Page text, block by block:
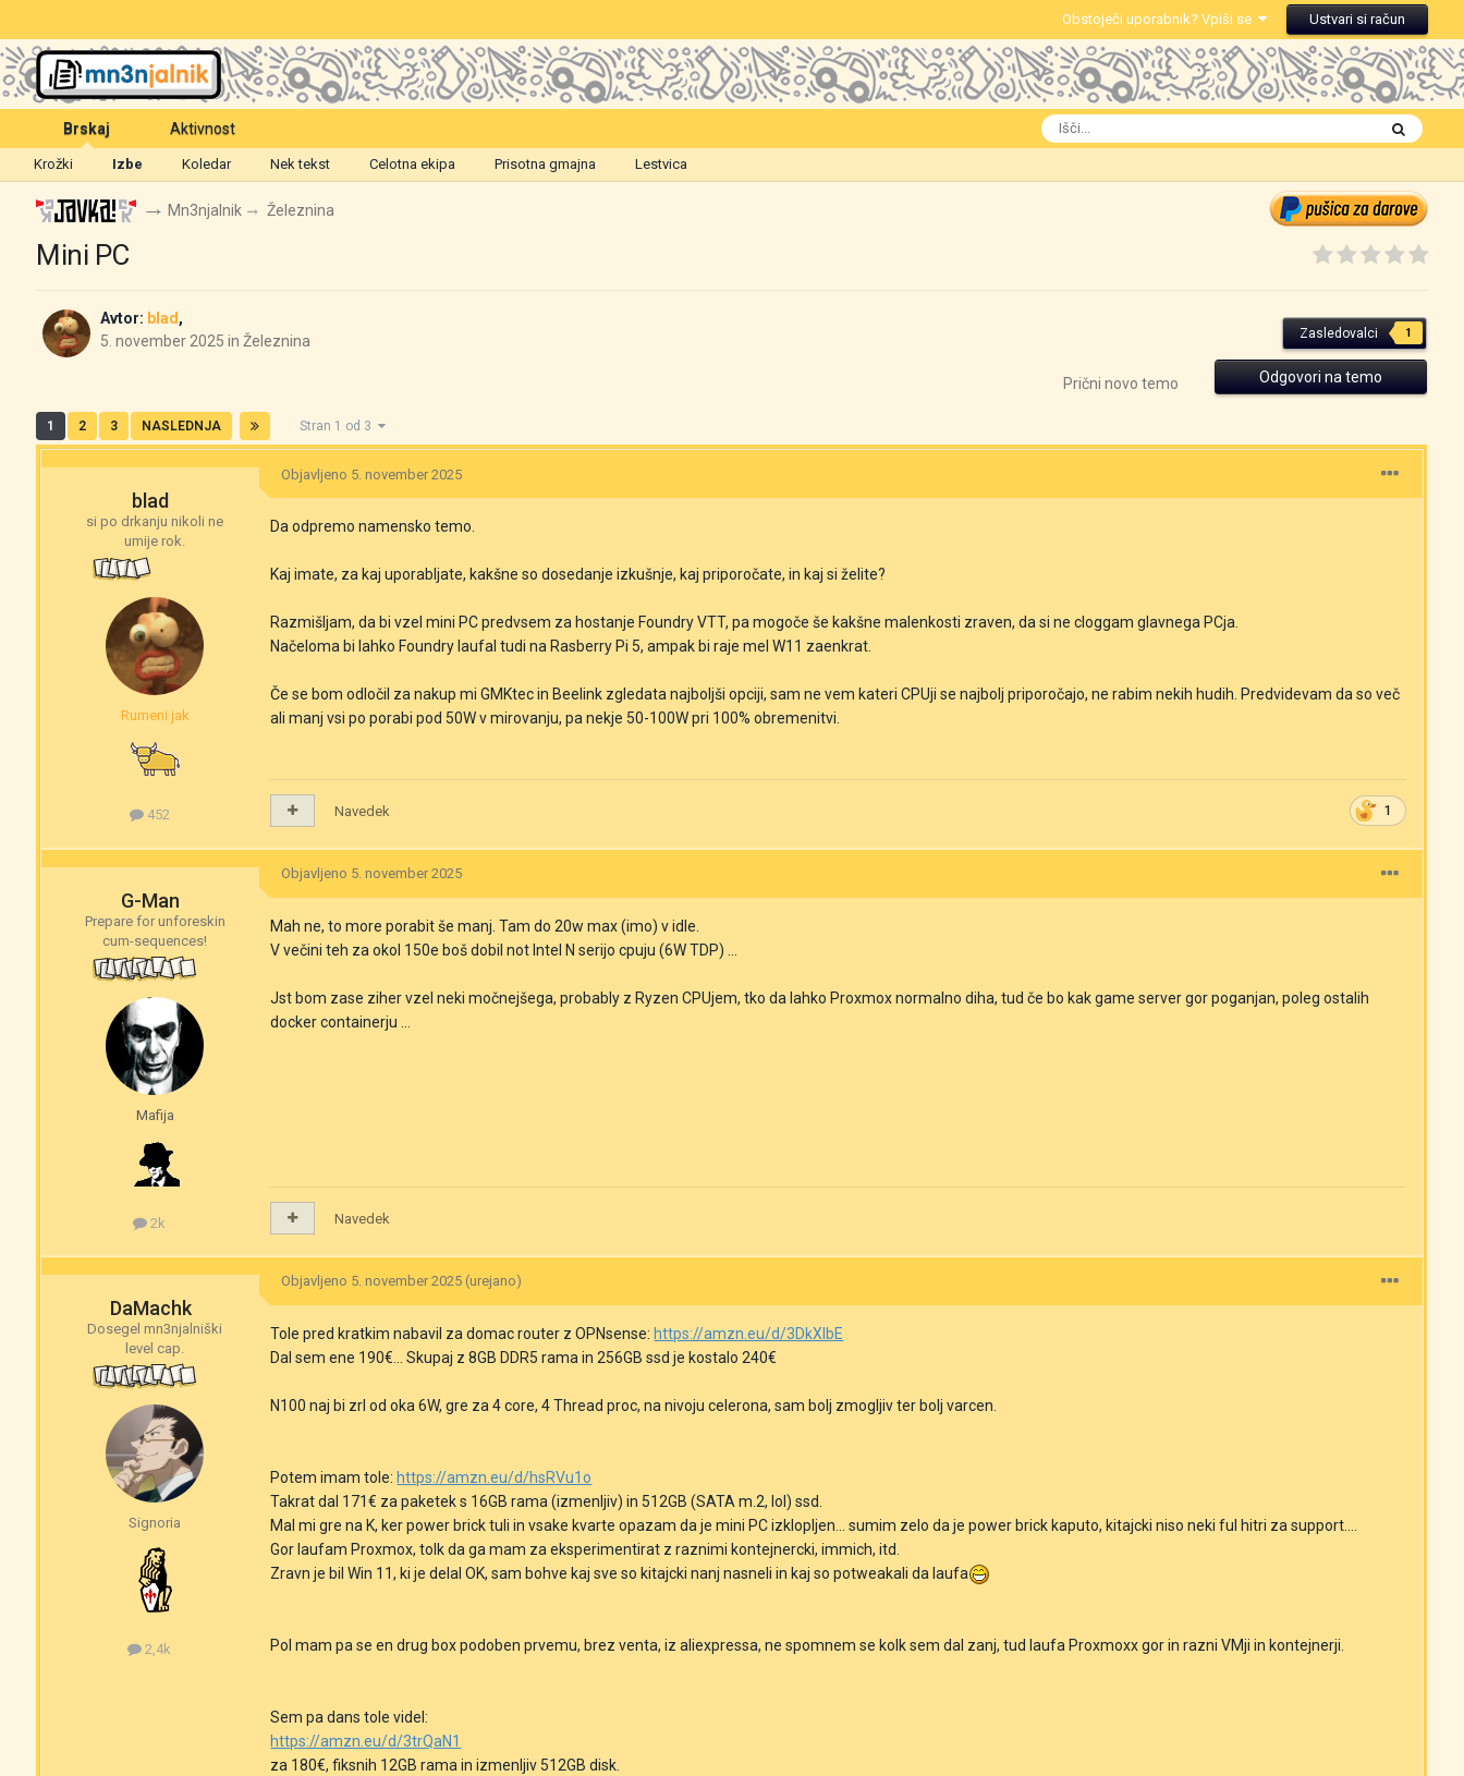
Obstoječi uporabnik? Vpiši se Ustvari si račun
Brskaj
Krožki Izbe Koledar Nek tekst Celotna ekipa Prisotna gmajna Lestvica
Aktivnost
Mn3njalnik Železnina
Mini PC
Avtor: blad,
5. november 2025 inŽeleznina Zasledovalci 1
Odgovori na temo
Prični novo temo
1 2 3 NASLEDNJA Stran 1 od 3
blad
si po drkanju nikoli ne
umije rok.
Rumeni jak
452
Objavljeno 5. november 2025
Da odpremo namensko temo.
Kaj imate, za kaj uporabljate, kakšne so dosedanje izkušnje, kaj priporočate, in kaj si želite?
Razmišljam, da bi vzel mini PC predvsem za hostanje Foundry VTT, pa mogoče še kakšne malenkosti zraven, da si ne cloggam glavnega PCja.
Načeloma bi lahko Foundry laufal tudi na Rasberry Pi 5, ampak bi raje mel W11 zaenkrat.
Če se bom odločil za nakup mi GMKtec in Beelink zgledata najboljši opciji, sam ne vem kateri CPUji se najbolj priporočajo, ne rabim nekih hudih. Predvidevam da so več
ali manj vsi po porabi pod 50W v mirovanju, pa nekje 50-100W pri 100% obremenitvi.
1
Navedek
G-Man
Prepare for unforeskin
cum-sequences!
Mafija
2k
Objavljeno 5. november 2025
Mah ne, to more porabit še manj. Tam do 20w max (imo) v idle.
V večini teh za okol 150e boš dobil not Intel N serijo cpuju (6W TDP) ...
Jst bom zase ziher vzel neki močnejšega, probably z Ryzen CPUjem, tko da lahko Proxmox normalno diha, tud če bo kak game server gor poganjan, poleg ostalih
docker containerju ...
Navedek
DaMachk
Dosegel mn3njalniški
level cap.
Signoria
2,4k
Objavljeno 5. november 2025 (urejano)
Tole pred kratkim nabavil za domac router z OPNsense: https://amzn.eu/d/3DkXlbE
Dal sem ene 190€... Skupaj z 8GB DDR5 rama in 256GB ssd je kostalo 240€
N100 naj bi zrl od oka 6W, gre za 4 core, 4 Thread proc, na nivoju celerona, sam bolj zmogljiv ter bolj varcen.
Potem imam tole: https://amzn.eu/d/hsRVu1o
Takrat dal 171€ za paketek s 16GB rama (izmenljiv) in 512GB (SATA m.2, lol) ssd.
Mal mi gre na K, ker power brick tuli in vsake kvarte opazam da je mini PC izklopljen... sumim zelo da je power brick kaputo, kitajcki niso neki ful hitri za support....
Gor laufam Proxmox, tolk da ga mam za eksperimentirat z raznimi kontejnercki, immich, itd.
Zravn je bil Win 11, ki je delal OK, sam bohve kaj sve so kitajcki nanj nasneli in kaj so potweakali da laufa
Pol mam pa se en drug box podoben prvemu, brez venta, iz aliexpressa, ne spomnem se kolk sem dal zanj, tud laufa Proxmoxx gor in razni VMji in kontejnerji.
Sem pa dans tole videl:
https://amzn.eu/d/3trQaN1
za 180€, fiksnih 12GB rama in izmenljiv 512GB disk.